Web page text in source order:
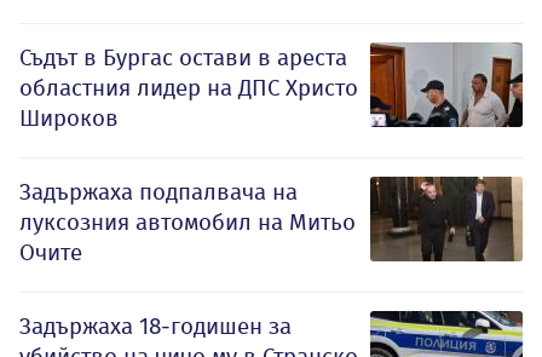
Съдът в Бургас остави в ареста
областния лидер на ДПС Христо
Широков
Задържаха подпалвача на
луксозния автомобил на Митьо
Очите
Задържаха 18-годишен за